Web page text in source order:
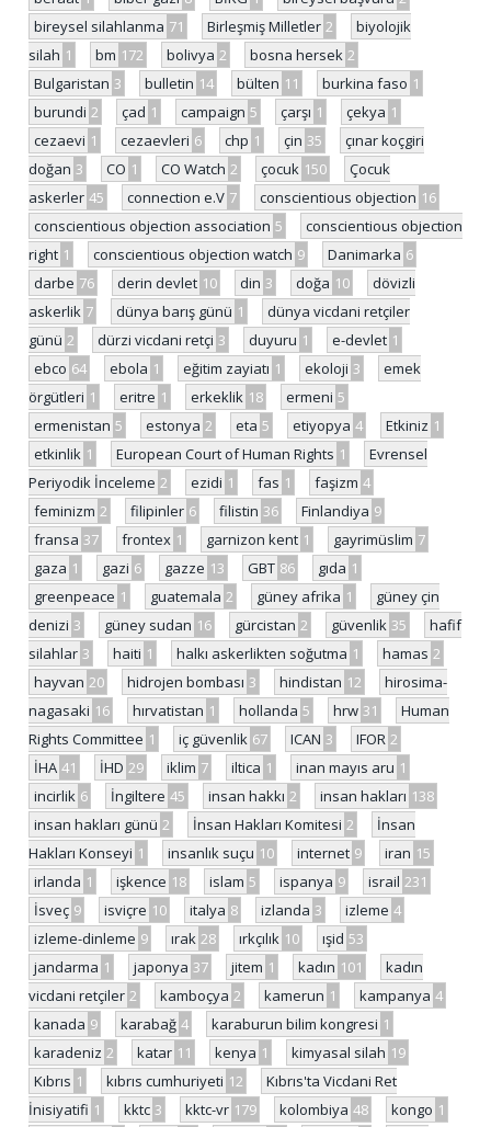
bireysel silahlanma 71 Birleşmiş Milletler 2
biyolojik
silah 1 bm 172 bolivya 2 bosna hersek 2
Bulgaristan 3 bulletin 14 bülten 11 burkina faso 1
burundi 2 çad 1 campaign 5 çarşı 1 çekya 1
cezaevi 1 cezaevleri 6 chp 1 çin 35
çınar koçgiri
doğan 3 CO 1 CO Watch 2 çocuk 150
Çocuk
askerler 45 connection e.V 7 conscientious objection 16
conscientious objection association 5
conscientious objection
right 1 conscientious objection watch 9 Danimarka 6
darbe 76 derin devlet 10 din 3 doğa 10
dövizli
askerlik 7 dünya barış günü 1
dünya vicdani retçiler
günü 2 dürzi vicdani retçi 3 duyuru 1 e-devlet 1
ebco 64 ebola 1 eğitim zayiatı 1 ekoloji 3
emek
örgütleri 1 eritre 1 erkeklik 18 ermeni 5
ermenistan 5 estonya 2 eta 5 etiyopya 4 Etkiniz 1
etkinlik 1 European Court of Human Rights 1
Evrensel
Periyodik İnceleme 2 ezidi 1 fas 1 faşizm 4
feminizm 2 filipinler 6 filistin 36 Finlandiya 9
fransa 37 frontex 1 garnizon kent 1 gayrimüslim 7
gaza 1 gazi 6 gazze 13 GBT 86 gıda 1
greenpeace 1 guatemala 2 güney afrika 1
güney çin
denizi 3 güney sudan 16 gürcistan 2 güvenlik 35
hafif
silahlar 3 haiti 1 halkı askerlikten soğutma 1 hamas 2
hayvan 20 hidrojen bombası 3 hindistan 12
hirosima-
nagasaki 16 hırvatistan 1 hollanda 5 hrw 31
Human
Rights Committee 1 iç güvenlik 67 ICAN 3 IFOR 2
İHA 41 İHD 29 iklim 7 iltica 1 inan mayıs aru 1
incirlik 6 İngiltere 45 insan hakkı 2 insan hakları 138
insan hakları günü 2 İnsan Hakları Komitesi 2
İnsan
Hakları Konseyi 1 insanlık suçu 10 internet 9 iran 15
irlanda 1 işkence 18 islam 5 ispanya 9 israil 231
İsveç 9 isviçre 10 italya 8 izlanda 3 izleme 4
izleme-dinleme 9 ırak 28 ırkçılık 10 ışid 53
jandarma 1 japonya 37 jitem 1 kadın 101
kadın
vicdani retçiler 2 kamboçya 2 kamerun 1 kampanya 4
kanada 9 karabağ 4 karaburun bilim kongresi 1
karadeniz 2 katar 11 kenya 1 kimyasal silah 19
Kıbrıs 1 kıbrıs cumhuriyeti 12
Kıbrıs'ta Vicdani Ret
İnisiyatifi 1 kktc 3 kktc-vr 179 kolombiya 48 kongo 1